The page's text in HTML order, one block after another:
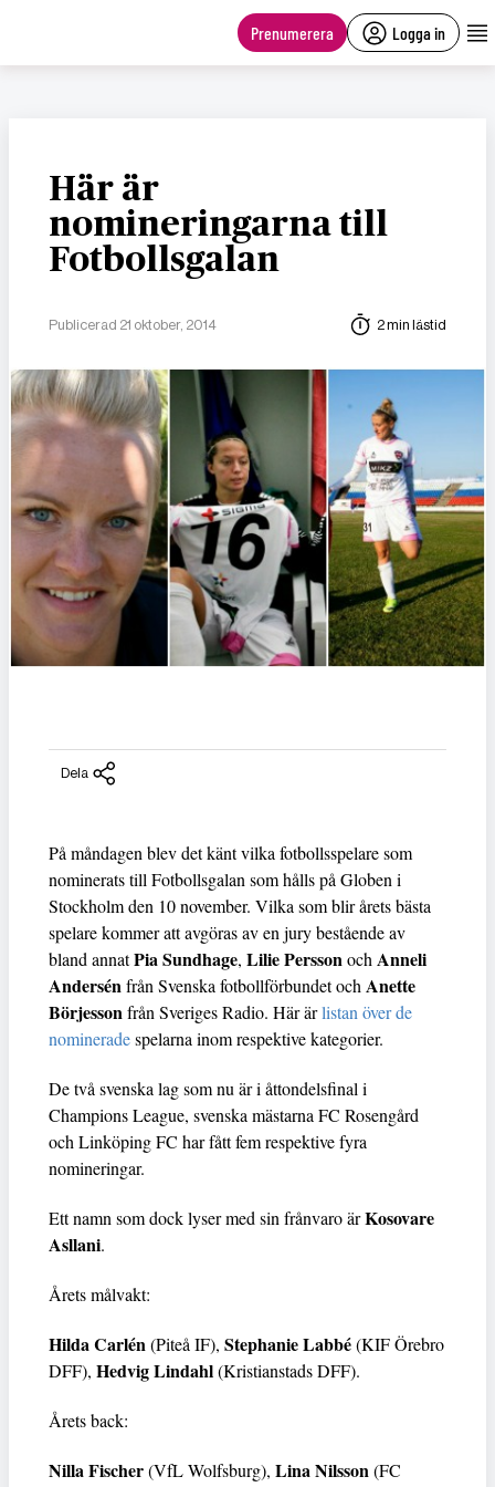
Prenumerera Logga in
Här är
nomineringarna till
Fotbollsgalan
Publicerad 21 oktober, 2014 2 min lästid
Dela
På måndagen blev det känt vilka fotbollsspelare som
nominerats till Fotbollsgalan som hålls på Globen i
Stockholm den 10 november. Vilka som blir årets bästa
spelare kommer att avgöras av en jury bestående av
bland annatPia Sundhage, Lilie Perssonoch Anneli
Andersénfrån Svenska fotbollförbundet och Anette
Börjessonfrån Sveriges Radio. Här ärlistan över de
nomineradespelarna inom respektive kategorier.
De två svenska lag som nu är i åttondelsfinal i
Champions League, svenska mästarna FC Rosengård
och Linköping FC har fått fem respektive fyra
nomineringar.
Ett namn som dock lyser med sin frånvaro ärKosovare
Asllani.
Årets målvakt:
Hilda Carlén(Piteå IF), Stephanie Labbé(KIF Örebro
DFF), Hedvig Lindahl(Kristianstads DFF).
Årets back:
Nilla Fischer(VfL Wolfsburg), Lina Nilsson(FC